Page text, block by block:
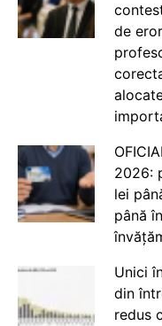
de
2026:
lei
până
Unici
din
redus